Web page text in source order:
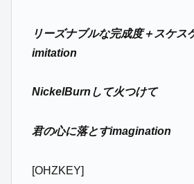
リーズナブルな完成度＋スケス
imitation
NickelBurnして火つけて
君の心に落とすimagination
[OHZKEY]